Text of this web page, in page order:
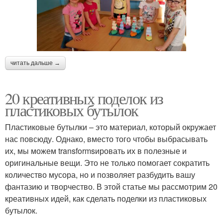
читать дальше →
20 креативных поделок из
пластиковых бутылок
Пластиковые бутылки – это материал, который окружает
нас повсюду. Однако, вместо того чтобы выбрасывать
их, мы можем transformsировать их в полезные и
оригинальные вещи. Это не только помогает сократить
количество мусора, но и позволяет разбудить вашу
фантазию и творчество. В этой статье мы рассмотрим 20
креативных идей, как сделать поделки из пластиковых
бутылок.